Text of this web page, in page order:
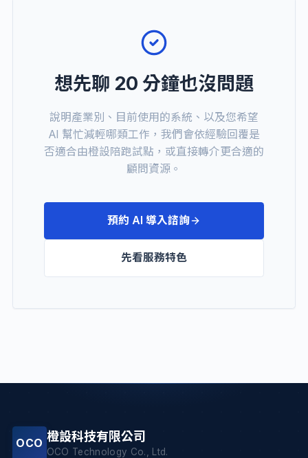
想先聊 20 分鐘也沒問題
說明產業別、目前使用的系統、以及您希望
AI 幫忙減輕哪類工作，我們會依經驗回覆是
否適合由橙設陪跑試點，或直接轉介更合適的
顧問資源。
預約 AI 導入諮詢
先看服務特色
OCO 橙設科技有限公司
OCO Technology Co., Ltd.